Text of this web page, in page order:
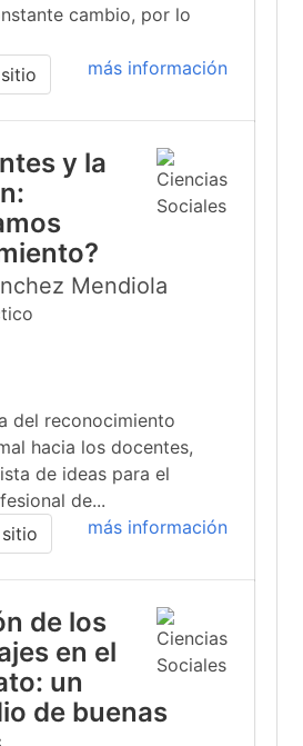
cambio, por lo
más información
y la
Mendiola
del reconocimiento
hacia los docentes,
de ideas para el
de...
más información
de los
en el
un
de buenas